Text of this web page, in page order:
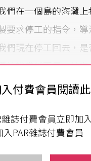
們在一個島的海灘
要求停工的指令，導
們現在停工回去，
演說當然不是。其
兩天回來，光線未必
付費會員閱讀
誌付費會員立即加
PAR雜誌付費會員